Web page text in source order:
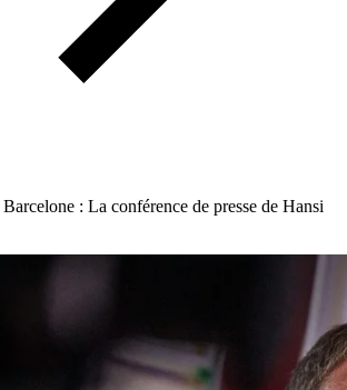
: La conférence de presse de Hansi